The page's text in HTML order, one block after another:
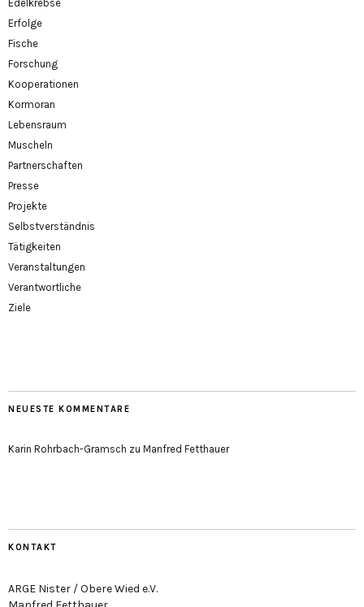
Edelkrebse
Erfolge
Fische
Forschung
Kooperationen
Kormoran
Lebensraum
Muscheln
Partnerschaften
Presse
Projekte
Selbstverständnis
Tätigkeiten
Veranstaltungen
Verantwortliche
Ziele
NEUESTE KOMMENTARE
Karin Rohrbach-Gramsch zu Manfred Fetthauer
KONTAKT
ARGE Nister / Obere Wied e.V.